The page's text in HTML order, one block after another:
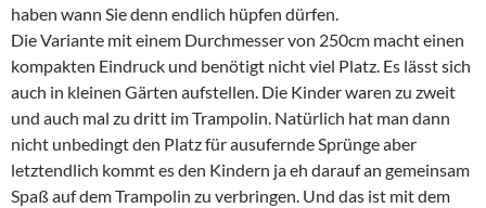
haben wann Sie denn endlich hüpfen dürfen.
Die Variante mit einem Durchmesser von 250cm macht einen
kompakten Eindruck und benötigt nicht viel Platz. Es lässt sich
auch in kleinen Gärten aufstellen. Die Kinder waren zu zweit
und auch mal zu dritt im Trampolin. Natürlich hat man dann
nicht unbedingt den Platz für ausufernde Sprünge aber
letztendlich kommt es den Kindern ja eh darauf an gemeinsam
Spaß auf dem Trampolin zu verbringen. Und das ist mit dem